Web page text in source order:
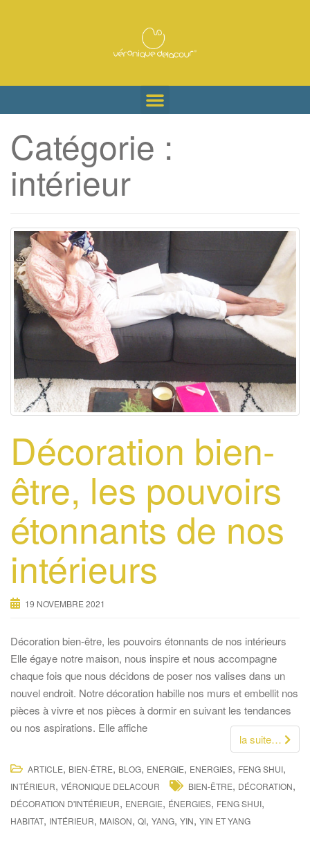
Catégorie :
intérieur
Décoration bien-
être, les pouvoirs
étonnants de nos
intérieurs
19 NOVEMBRE 2021
Décoration bien-être, les pouvoirs étonnants de nos intérieurs
Elle égaye notre maison, nous inspire et nous accompagne
chaque fois que nous décidons de poser nos valises dans un
nouvel endroit. Notre décoration habille nos murs et embellit nos
pièces à vivre et nos pièces à dormir en suivant les tendances
ou nos aspirations. Elle affiche
la suite…
ARTICLE, BIEN-ÊTRE, BLOG, ENERGIE, ENERGIES, FENG SHUI,
INTÉRIEUR, VÉRONIQUE DELACOUR BIEN-ÊTRE, DÉCORATION,
DÉCORATION D'INTÉRIEUR, ENERGIE, ÉNERGIES, FENG SHUI,
HABITAT, INTÉRIEUR, MAISON, QI, YANG, YIN, YIN ET YANG